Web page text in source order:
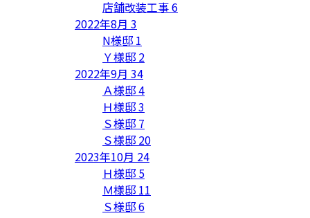
店舗改装工事6
2022年8月 3
N様邸 1
Ｙ様邸 2
2022年9月 34
Ａ様邸4
Ｈ様邸3
Ｓ様邸 7
Ｓ様邸 20
2023年10月 24
Ｈ様邸 5
Ｍ様邸 11
Ｓ様邸6